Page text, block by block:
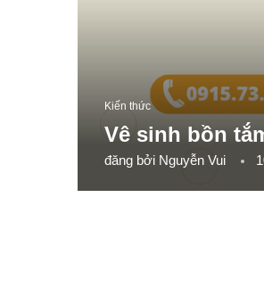
Kiến thức
Vê sinh bồn
đăng bởi Nguyễn Vui